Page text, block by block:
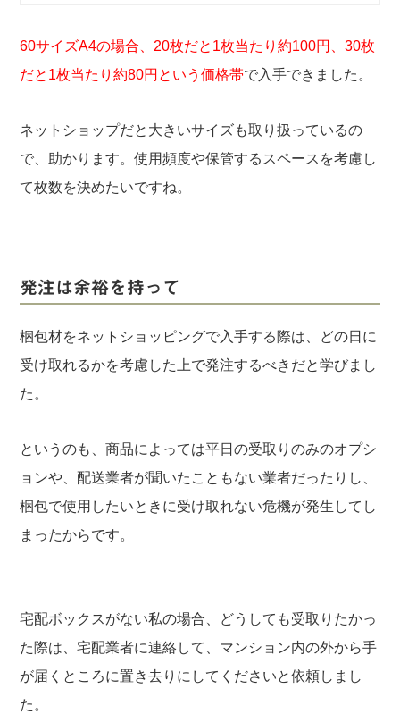
60サイズA4の場合、20枚だと1枚当たり約100円、30枚
だと1枚当たり約80円という価格帯で入手できました。
ネットショップだと大きいサイズも取り扱っているの
で、助かります。使用頻度や保管するスペースを考慮し
て枚数を決めたいですね。
発注は余裕を持って
梱包材をネットショッピングで入手する際は、どの日に
受け取れるかを考慮した上で発注するべきだと学びまし
た。
というのも、商品によっては平日の受取りのみのオプシ
ョンや、配送業者が聞いたこともない業者だったりし、
梱包で使用したいときに受け取れない危機が発生してし
まったからです。
宅配ボックスがない私の場合、どうしても受取りたかっ
た際は、宅配業者に連絡して、マンション内の外から手
が届くところに置き去りにしてくださいと依頼しまし
た。